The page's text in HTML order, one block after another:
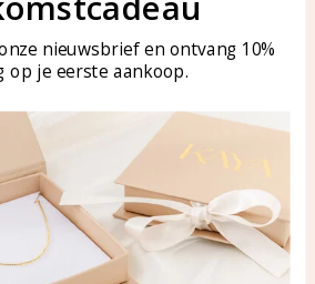
tussen 09:00-17:00
Tel: 0850003187
WhatsApp: 0850003187
klantenservice@kayasierade
KAYA Sieraden
Over ons
nieuwsbrief en ontvang 10%
op je eerste aankoop.